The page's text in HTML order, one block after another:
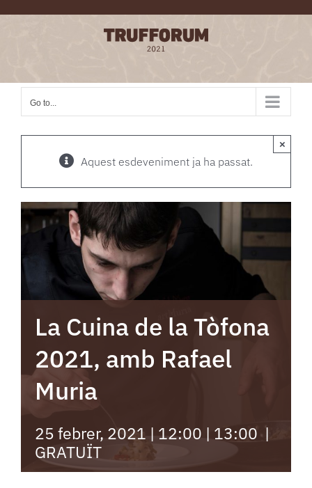
Go to...
Aquest esdeveniment ja ha passat.
×
La Cuina de la Tòfona
2021, amb Rafael
Muria
25 febrer, 2021 | 12:00 | 13:00 |
GRATUÏT